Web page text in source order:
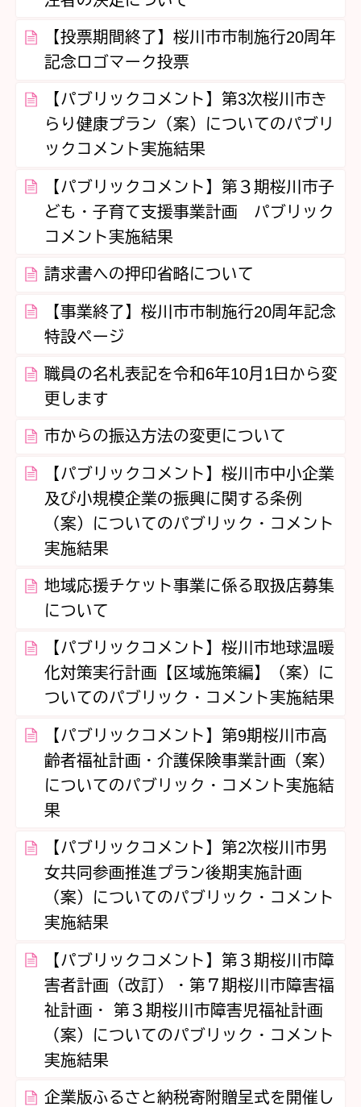
【投票期間終了】桜川市市制施行20周年
記念ロゴマーク投票
【パブリックコメント】第3次桜川市き
らり健康プラン（案）についてのパブリ
ックコメント実施結果
【パブリックコメント】第３期桜川市子
ども・子育て支援事業計画 パブリック
コメント実施結果
請求書への押印省略について
【事業終了】桜川市市制施行20周年記念
特設ページ
職員の名札表記を令和6年10月1日から変
更します
市からの振込方法の変更について
【パブリックコメント】桜川市中小企業
及び小規模企業の振興に関する条例
（案）についてのパブリック・コメント
実施結果
地域応援チケット事業に係る取扱店募集
について
【パブリックコメント】桜川市地球温暖
化対策実行計画【区域施策編】（案）に
ついてのパブリック・コメント実施結果
【パブリックコメント】第9期桜川市高
齢者福祉計画・介護保険事業計画（案）
についてのパブリック・コメント実施結
果
【パブリックコメント】第2次桜川市男
女共同参画推進プラン後期実施計画
（案）についてのパブリック・コメント
実施結果
【パブリックコメント】第３期桜川市障
害者計画（改訂）・第７期桜川市障害福
祉計画・ 第３期桜川市障害児福祉計画
（案）についてのパブリック・コメント
実施結果
企業版ふるさと納税寄附贈呈式を開催し